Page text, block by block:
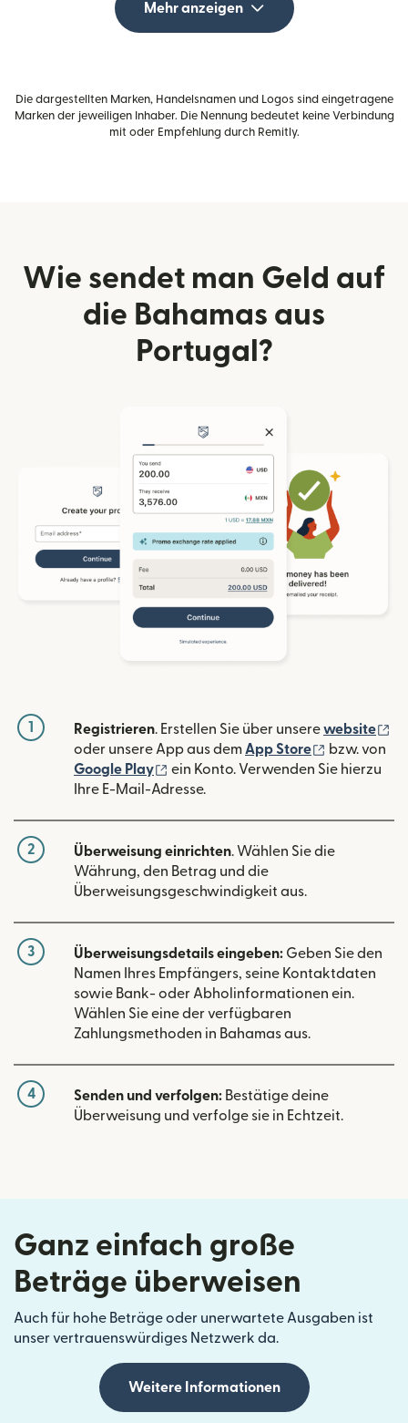
Mehr anzeigen
Die dargestellten Marken, Handelsnamen und Logos sind eingetragene
Marken der jeweiligen Inhaber. Die Nennung bedeutet keine Verbindung
mit oder Empfehlung durch Remitly.
Wie sendet man Geld auf
die Bahamas aus
Portugal?
1 Registrieren. Erstellen Sie über unserewebsite
oder unsere App aus dem App Store (wird in
bzw. von
Google Play
(wird in einem neuen Fenster
ein Konto. Verwenden Sie hierzu
Ihre E-Mail-Adresse.
2 Überweisung einrichten. Wählen Sie die
Währung, den Betrag und die
Überweisungsgeschwindigkeit aus.
3 Überweisungsdetails eingeben: Geben Sie den
Namen Ihres Empfängers, seine Kontaktdaten
sowie Bank- oder Abholinformationen ein.
Wählen Sie eine der verfügbaren
Zahlungsmethoden in Bahamas aus.
4 Senden und verfolgen: Bestätige deine
Überweisung und verfolge sie in Echtzeit.
Ganz einfach große
Beträge überweisen
Auch für hohe Beträge oder unerwartete Ausgaben ist
unser vertrauenswürdiges Netzwerk da.
Weitere Informationen